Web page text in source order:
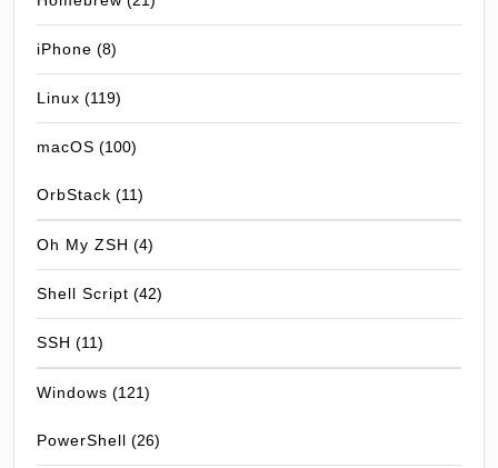
iPhone (8)
Linux (119)
macOS (100)
OrbStack (11)
Oh My ZSH (4)
Shell Script (42)
SSH (11)
Windows (121)
PowerShell (26)